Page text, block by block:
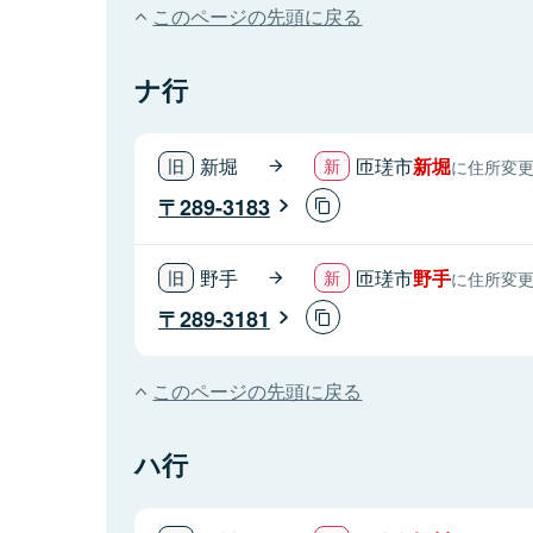
このページの先頭に戻る
ナ行
新堀 匝瑳市新堀に住所変更
289-3183
野手 匝瑳市野手に住所変更
289-3181
このページの先頭に戻る
ハ行